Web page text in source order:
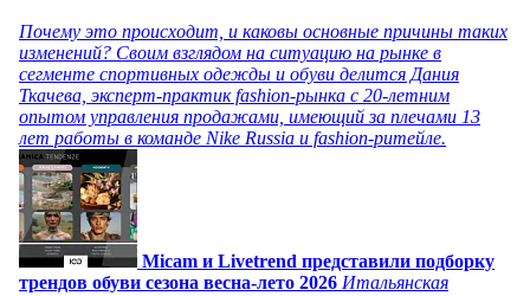
Почему это происходит, и каковы основные причины таких
изменений? Своим взглядом на ситуацию на рынке в
сегменте спортивных одежды и обуви делится Дания
Ткачева, эксперт-практик fashion-рынка с 20-летним
опытом управления продажами, имеющий за плечами 13
лет работы в команде Nike Russia и fashion-ритейле.
Micam и Livetrend представили подборку
трендов обуви сезона весна-лето 2026 Итальянская